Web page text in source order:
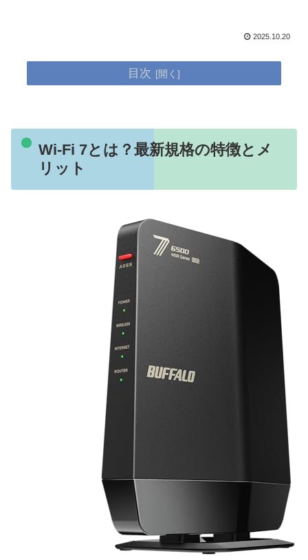
2025.10.20
目次
Wi-Fi 7とは？最新規格の特徴とメ
リット